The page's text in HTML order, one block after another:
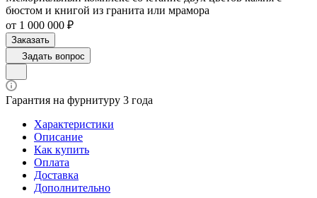
бюстом и книгой из гранита или мрамора
от 1 000 000 ₽
Заказать
Задать вопрос
Гарантия на фурнитуру 3 года
Характеристики
Описание
Как купить
Оплата
Доставка
Дополнительно